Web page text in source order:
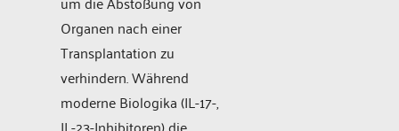
Organen nach einer
Transplantation zu
verhindern. Während
moderne Biologika (IL-17-,